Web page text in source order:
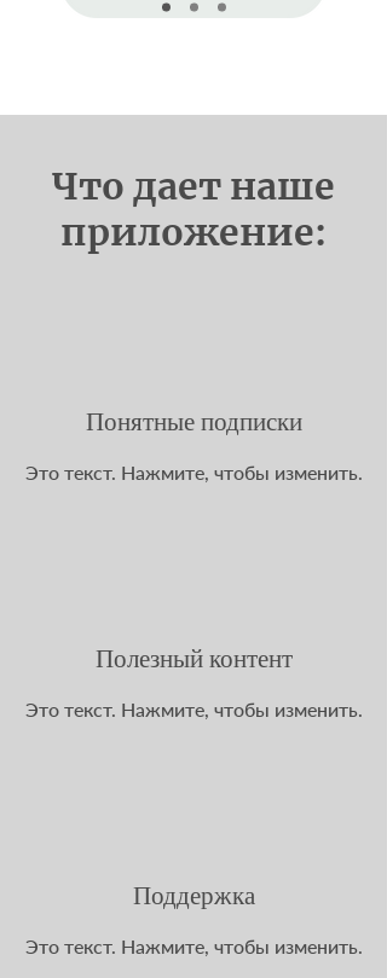
Что дает наше
приложение:
Понятные подписки
Это текст. Нажмите, чтобы изменить.
Полезный контент
Это текст. Нажмите, чтобы изменить.
Поддержка
Это текст. Нажмите, чтобы изменить.